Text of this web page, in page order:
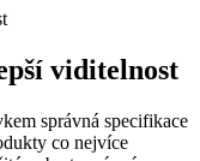
viditelnost
správná specifikace
co nejvíce